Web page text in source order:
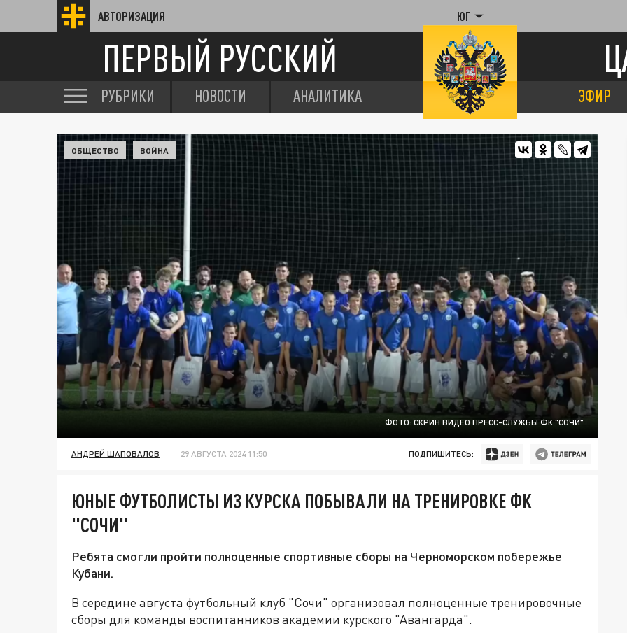
АВТОРИЗАЦИЯ ЮГ
ПЕРВЫЙ РУССКИЙ
РУБРИКИ НОВОСТИ АНАЛИТИКА ЭФИР
ФОТО: СКРИН ВИДЕО ПРЕСС-СЛУЖБЫ ФК "СОЧИ"
ОБЩЕСТВО ВОЙНА
АНДРЕЙ ШАПОВАЛОВ 29 АВГУСТА 2024 11:50 ПОДПИШИТЕСЬ:
ЮНЫЕ ФУТБОЛИСТЫ ИЗ КУРСКА ПОБЫВАЛИ НА ТРЕНИРОВКЕ ФК
"СОЧИ"
Ребята смогли пройти полноценные спортивные сборы на Черноморском побережье
Кубани.
В середине августа футбольный клуб "Сочи" организовал полноценные тренировочные
сборы для команды воспитанников академии курского "Авангарда".